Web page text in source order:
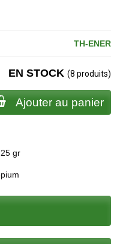
TH-ENER
EN STOCK (8 produits)
Ajouter au panier
gr